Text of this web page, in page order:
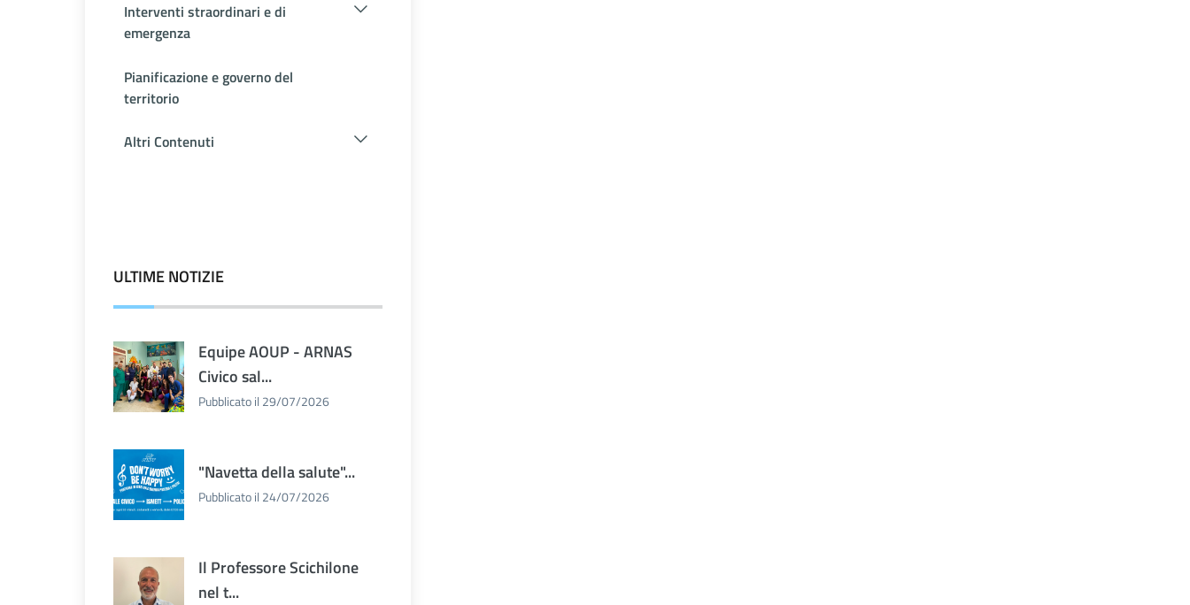
Interventi straordinari e di
emergenza
Pianificazione e governo del
territorio
Altri Contenuti
ULTIME NOTIZIE
Equipe AOUP - ARNAS
Civico sal...
Pubblicato il 29/07/2026
"Navetta della salute"...
Pubblicato il 24/07/2026
Il Professore Scichilone
nel t...